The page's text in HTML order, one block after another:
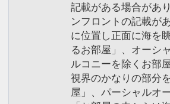
記載がある場合があ
ンフロントの記載が
に位置し正面に海を
るお部屋」、オーシ
ルコニーを除くお部
視界のかなりの部分
屋」、パーシャルオ